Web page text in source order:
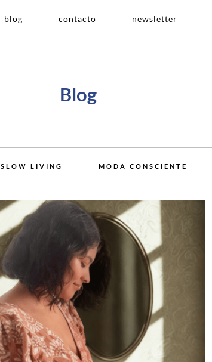
blog contacto newsletter
Blog
SLOW LIVING MODA CONSCIENTE